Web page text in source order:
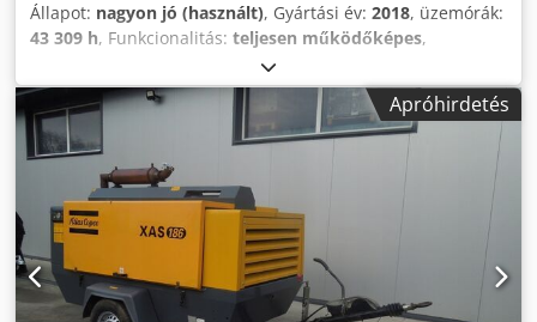
Állapot: nagyon jó (használt), Gyártási év: 2018, üzemórák:
43 309 h, Funkcionalitás: teljesen működőképes,
Csavarkompresszor, Atlas Copco GA75VSD+FF
Frekvenciaváltó és szárító beépítve 75 kW Chjdpfozp Urwjx
Anzsa 12,75 bar 15,50 m³/perc Gyártási év: 2018 Üzemórák:
43 309
Apróhirdetés